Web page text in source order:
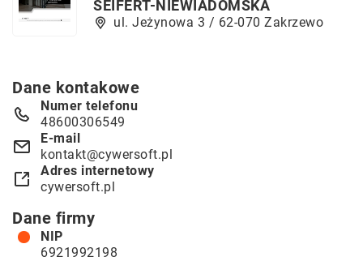
SEIFERT-NIEWIADOMSKA
ul. Jeżynowa 3 / 62-070 Zakrzewo
Dane kontakowe
Numer telefonu
48600306549
E-mail
kontakt@cywersoft.pl
Adres internetowy
cywersoft.pl
Dane firmy
NIP
6921992198